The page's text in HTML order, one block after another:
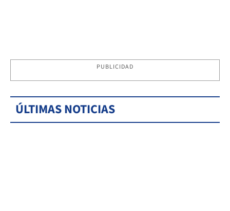
PUBLICIDAD
ÚLTIMAS NOTICIAS